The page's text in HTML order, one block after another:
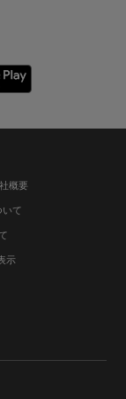
概要
いて
示